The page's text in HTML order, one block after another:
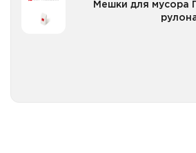
Мешки для мусора